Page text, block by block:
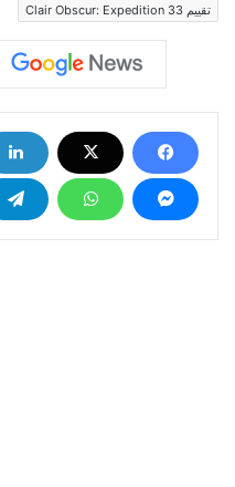
تقييم Clair Obscur: Expedition 33